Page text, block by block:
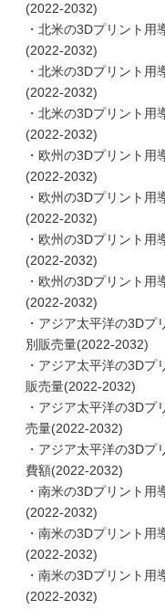
(2022-2032)
・北米の3Dプリント
(2022-2032)
・北米の3Dプリント
(2022-2032)
・北米の3Dプリント
(2022-2032)
・欧州の3Dプリント
(2022-2032)
・欧州の3Dプリント
(2022-2032)
・欧州の3Dプリント
(2022-2032)
・欧州の3Dプリント
(2022-2032)
・アジア太平洋の3D
別販売量(2022-2032)
・アジア太平洋の3Dプ
販売量(2022-2032)
・アジア太平洋の3Dプ
売量(2022-2032)
・アジア太平洋の3D
費額(2022-2032)
・南米の3Dプリント
(2022-2032)
・南米の3Dプリント
(2022-2032)
・南米の3Dプリント
(2022-2032)